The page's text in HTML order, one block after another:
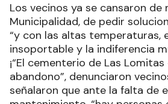
Los vecinos ya se cansaron de
Municipalidad, de pedir
“y con las altas temperaturas,
insoportable y la indiferencia
¡“El cementerio de Las
abandono”, denunciaron
señalaron que ante la falta de